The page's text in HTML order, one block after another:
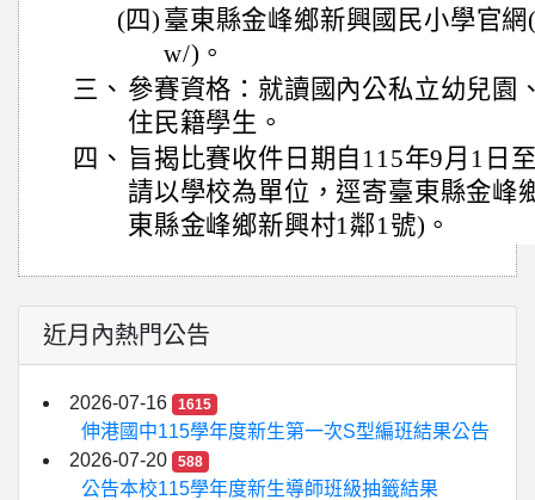
(四) 臺東縣金峰鄉新興國民小學官網
w/)。
三、 參賽資格：就讀國內公私立幼兒園
住民籍學生。
四、 旨揭比賽收件日期自115年9月1日
請以學校為單位，逕寄臺東縣金峰
東縣金峰鄉新興村1鄰1號)。
近月內熱門公告
2026-07-16 1615
伸港國中115學年度新生第一次S型編班結果公告
2026-07-20
588
公告本校115學年度新生導師班級抽籤結果